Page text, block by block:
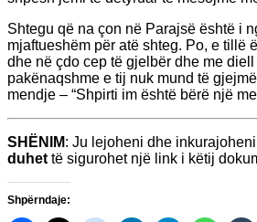
Shtegu që na çon në Parajsë është i
mjaftueshëm për atë shteg. Po, e tillë
dhe në çdo cep të gjelbër dhe me
pakënaqshme e tij nuk mund të
mendje – “Shpirti im është bërë një
SHËNIM: Ju lejoheni dhe
duhet të sigurohet një link i këtij
Shpërndaje: